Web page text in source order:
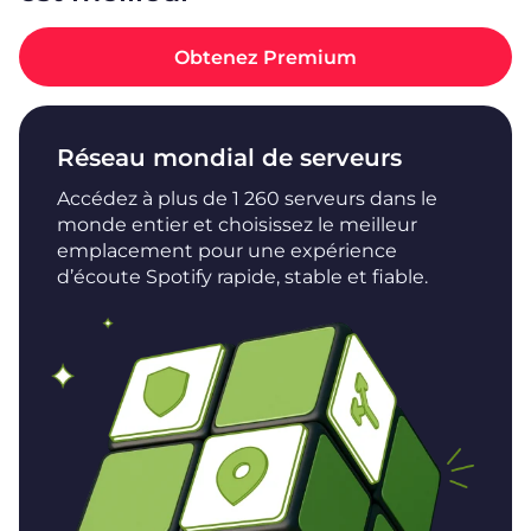
Obtenez Premium
Réseau mondial de serveurs
Accédez à plus de 1 260 serveurs dans le
monde entier et choisissez le meilleur
emplacement pour une expérience
d’écoute Spotify rapide, stable et fiable.